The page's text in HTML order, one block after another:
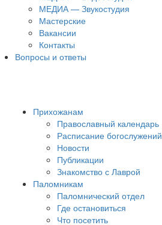
МЕДИА — Звукостудия
Мастерские
Вакансии
Контакты
Вопросы и ответы
Прихожанам
Православный календарь
Расписание богослужений
Новости
Публикации
Знакомство с Лаврой
Паломникам
Паломнический отдел
Где остановиться
Что посетить